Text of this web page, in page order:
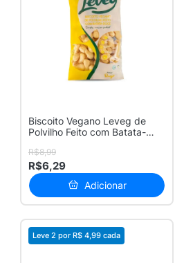
Biscoito Vegano Leveg de
Polvilho Feito com Batata-
R$8,99
R$6,29
Adicionar
Leve 2 por R$ 4,99 cada